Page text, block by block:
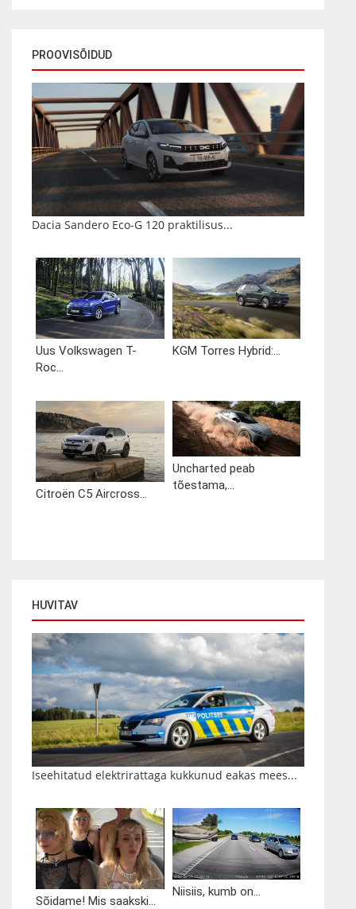
PROOVISÕIDUD
Dacia Sandero Eco-G 120 praktilisus...
Uus Volkswagen T-
Roc...
KGM Torres Hybrid:...
Citroën C5 Aircross...
Uncharted peab
tõestama,...
HUVITAV
Iseehitatud elektrirattaga kukkunud eakas mees...
Sõidame! Mis saakski...
Niisiis, kumb on...